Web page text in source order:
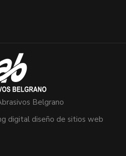
Belgrano
digital diseño de sitios web